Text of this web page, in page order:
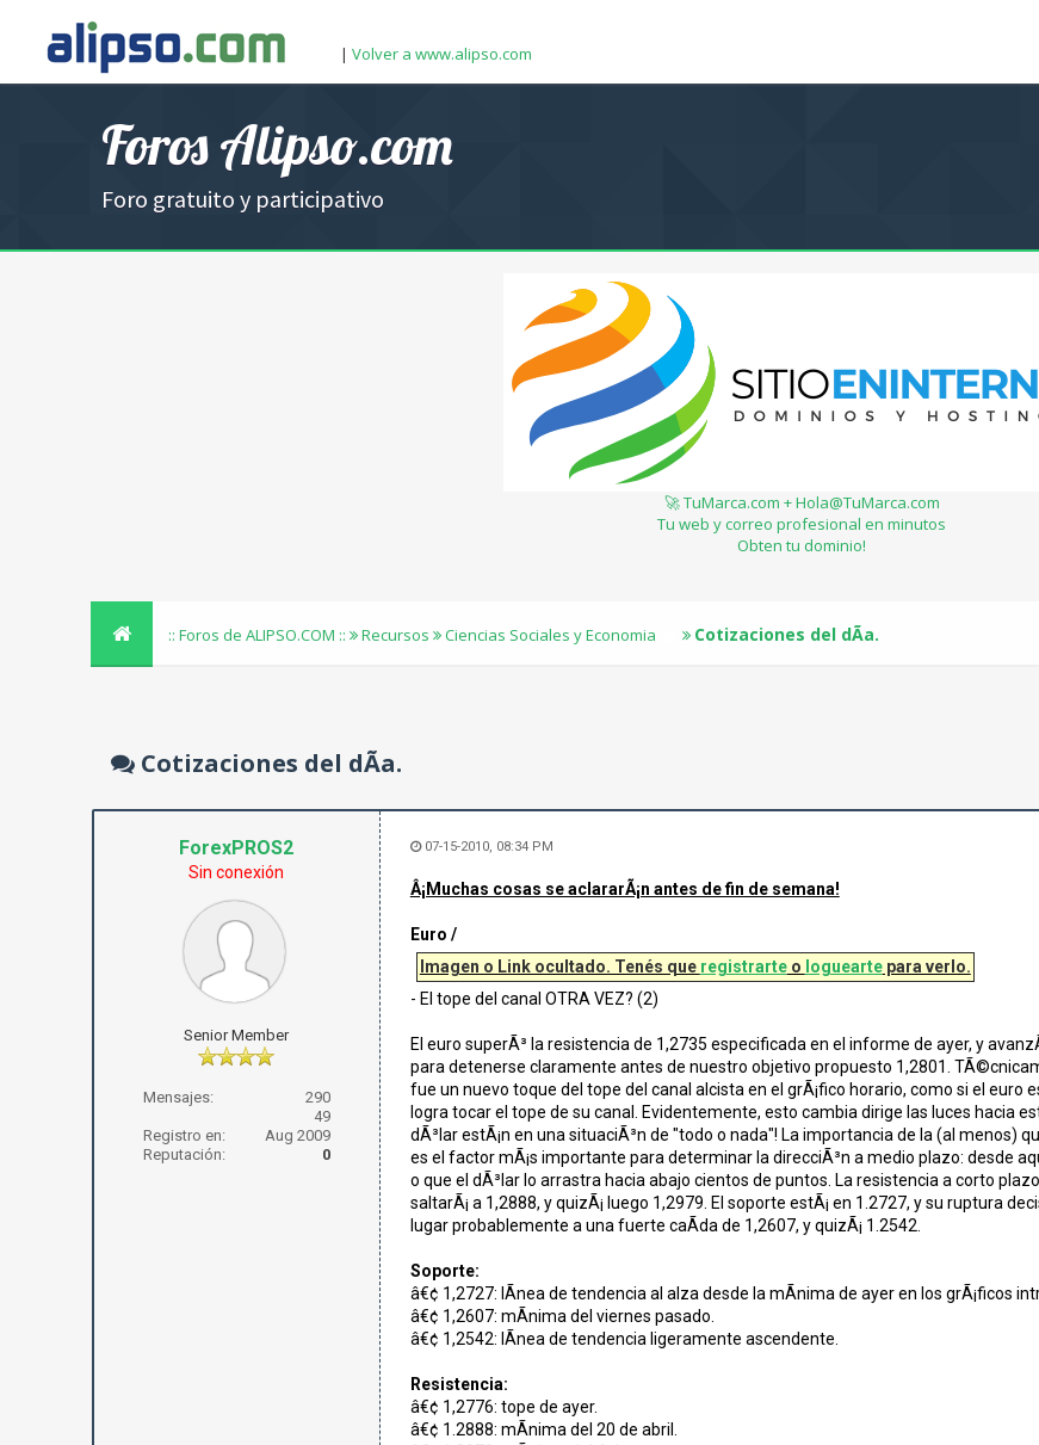
| Volver a www.alipso.com
Foros Alipso.com
Foro gratuito y participativo
🚀 TuMarca.com + Hola@TuMarca.com
Tu web y correo profesional en minutos
Obten tu dominio!
:: Foros de ALIPSO.COM :: Recursos Ciencias Sociales y Economia Cotizaciones del dÃ­a.
Cotizaciones del dÃ­a.
ForexPROS2
Sin conexión
Senior Member
Mensajes:
290
49
Registro en:
Aug 2009
Reputación:
0
07-15-2010, 08:34 PM
Â¡Muchas cosas se aclararÃ¡n antes de fin de semana!
Euro /
Imagen o Link ocultado. Tenés que registrarteo logueartepara verlo.
- El tope del canal OTRA VEZ? (2)
El euro superÃ³ la resistencia de 1,2735 especificada en el informe de ayer, y
para detenerse claramente antes de nuestro objetivo propuesto 1,2801.
fue un nuevo toque del tope del canal alcista en el grÃ¡fico horario, como si el
logra tocar el tope de su canal. Evidentemente, esto cambia dirige las luces hacia
dÃ³lar estÃ¡n en una situaciÃ³n de "todo o nada"! La importancia de la (al menos)
es el factor mÃ¡s importante para determinar la direcciÃ³n a medio plazo: desde
o que el dÃ³lar lo arrastra hacia abajo cientos de puntos. La resistencia a corto
saltarÃ¡ a 1,2888, y quizÃ¡ luego 1,2979. El soporte estÃ¡ en 1.2727, y su ruptura
lugar probablemente a una fuerte caÃ­da de 1,2607, y quizÃ¡ 1.2542.
Soporte:
â€¢ 1,2727: lÃ­nea de tendencia al alza desde la mÃ­nima de ayer en los grÃ¡ficos
â€¢ 1,2607: mÃ­nima del viernes pasado.
â€¢ 1,2542: lÃ­nea de tendencia ligeramente ascendente.
Resistencia:
â€¢ 1,2776: tope de ayer.
â€¢ 1.2888: mÃ­nima del 20 de abril.